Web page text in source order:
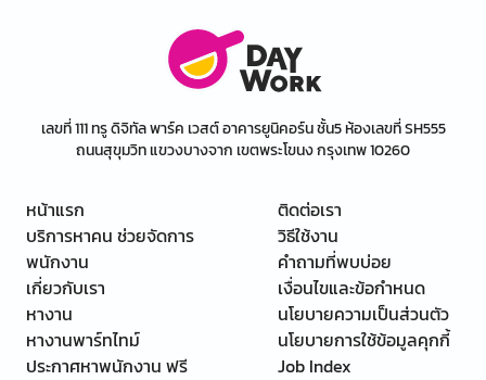
เลขที่ 111 ทรู ดิจิทัล พาร์ค เวสต์ อาคารยูนิคอร์น ชั้น5 ห้องเลขที่ SH555
ถนนสุขุมวิท แขวงบางจาก เขตพระโขนง กรุงเทพ 10260
หน้าแรก
บริการหาคน ช่วยจัดการ
พนักงาน
เกี่ยวกับเรา
หางาน
หางานพาร์ทไทม์
ประกาศหาพนักงาน ฟรี
ติดต่อเรา
วิธีใช้งาน
คำถามที่พบบ่อย
เงื่อนไขและข้อกำหนด
นโยบายความเป็นส่วนตัว
นโยบายการใช้ข้อมูลคุกกี้
Job Index